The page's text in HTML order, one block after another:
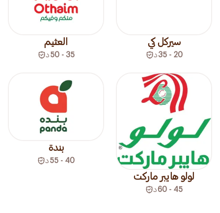
سيركل كي
20 - 35 د
العثيم
35 - 50 د
لولو هايبر ماركت
45 - 60 د
بندة
40 - 55 د